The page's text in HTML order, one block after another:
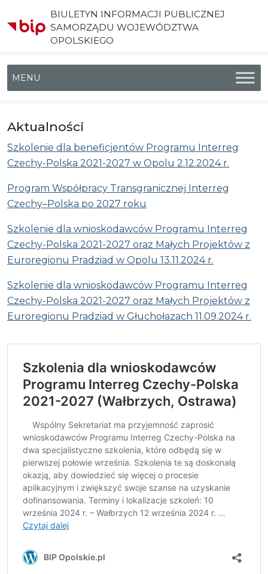
BIULETYN INFORMACJI PUBLICZNEJ
SAMORZĄDU WOJEWÓDZTWA
OPOLSKIEGO
Menu główne
Aktualności
Szkolenie dla beneficjentów Programu Interreg
Czechy-Polska 2021-2027 w Opolu 2.12.2024 r.
Program Współpracy Transgranicznej Interreg
Czechy–Polska po 2027 roku
Szkolenie dla wnioskodawców Programu Interreg
Czechy-Polska 2021-2027 oraz Małych Projektów z
Euroregionu Pradziad w Opolu 13.11.2024 r.
Szkolenie dla wnioskodawców Programu Interreg
Czechy-Polska 2021-2027 oraz Małych Projektów z
Euroregionu Pradziad w Głuchołazach 11.09.2024 r.